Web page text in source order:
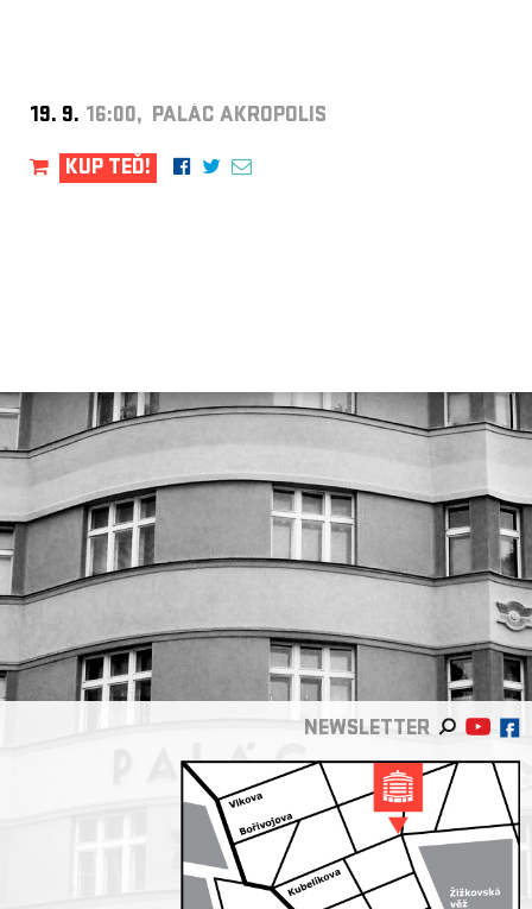
19. 9. 16:00, PALÁC AKROPOLIS
KUP TEĎ!
NEWSLETTER